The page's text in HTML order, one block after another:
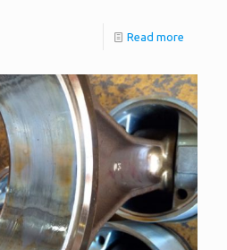
Read more